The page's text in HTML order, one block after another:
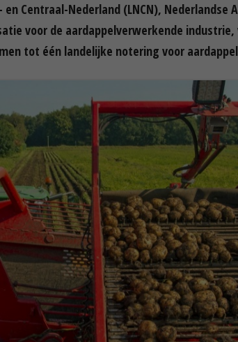
en Centraal-Nederland (LNCN), Nederlandse
voor de aardappelverwerkende industrie,
tot één landelijke notering voor